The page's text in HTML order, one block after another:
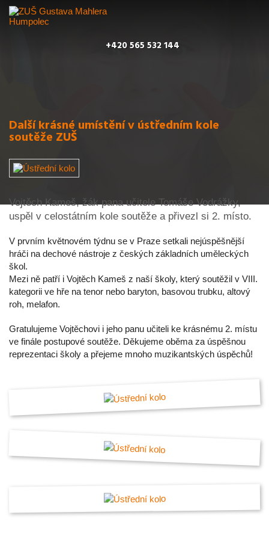
+420 565 532 144
Další krásné umístění v ústředním kole
soutěže ZUŠ
Vojtěch Kameš, žák pana učitele Tomáše Vodrážky,
uspěl v celostátním kole soutěže a přivezl si 2. místo.
V prvním květnovém týdnu se v Praze setkali nejúspěšnější
hráči na dechové nástroje z českých základních uměleckých
škol.
Mezi ně patří i Vojtěch Kameš z naší školy, který soutěžil v VIII.
kategorii ve hře na tenor nebo baryton, basovou trubku, altový
roh, melafon.
Gratulujeme Vojtěchovi i jeho panu učiteli ke krásnému 2. místu
ve finále postupové soutěže. Děkujeme oběma za úspěšnou
reprezentaci školy a přejeme mnoho muzikantských úspěchů!